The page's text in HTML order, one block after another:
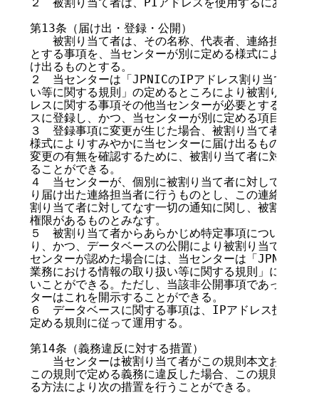
第13条（届け出・登録・公開）
被割り当て者は、その名称、代表者、連絡担当者そ
とする事項を、当センターが別に定める様式によりす
け出るものとする。
２　当センターは「JPNICのIPアドレス割り当て管理
い等に関する規則」の定めるところにより被割り当て
レスに関する事項その他当センターが必要とする事項
スに登録し、かつ、当センターが別に定める項目を公開
３　登録事項に変更が生じた場合、被割り当て者は、
様式によりすみやかに当センターに届け出るものとす
変更の有無を確認するために、被割り当て者に対して
ることができる。
４　当センターが、個別に被割り当て者に対して通知
り届け出た連絡担当者に行うものとし、この連絡担当
割り当て者に対してなす一切の通知に関し、被割り当
権限があるものとみなす。
５　被割り当て者からあらかじめ特定事項について非
り、かつ、データベースの公開により被割り当て者が
センターが認めた場合には、当センターは「JPNIC の
業務における情報の取り扱い等に関する規則」に基づ
いことができる。ただし、当該非公開事項であっても
ターはこれを開示することができる。
６　データベースに関する事項は、IPアドレス技術文
定める規則に従って運用する。
第14条（義務違反に対する措置）
当センターは被割り当て者がこの規則本文およびIP
この規則で定める義務に違反した場合、この規則また
る方法により次の措置を行うことができる。